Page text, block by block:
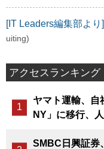
[IT Leaders編集部よ
uiting)
アクセスランキング
ヤマト運輸、自
NY」に移行、
SMBC日興証券